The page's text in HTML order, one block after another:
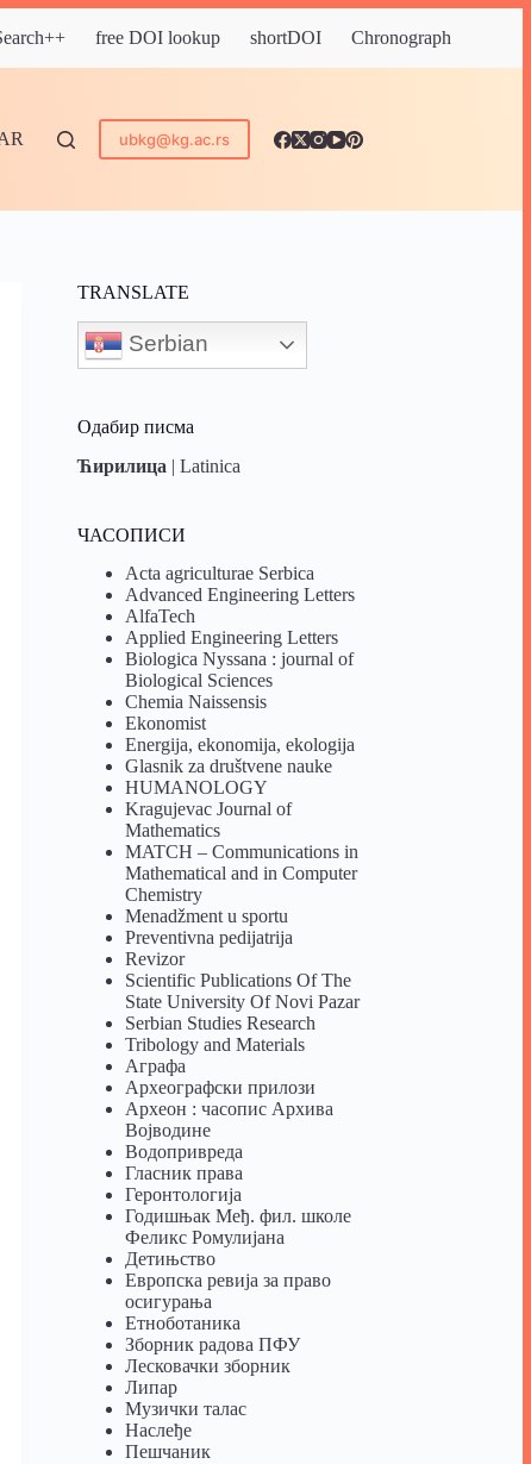
free DOI lookup shortDOI Chronograph
ubkg@kg.ac.rs
TRANSLATE
Serbian
Одабир писма
Ћирилица |Latinica
ЧАСОПИСИ
Acta agriculturae Serbica
Advanced Engineering Letters
AlfaTech
Applied Engineering Letters
Biologica Nyssana : journal of
Biological Sciences
Chemia Naissensis
Ekonomist
Energija, ekonomija, ekologija
Glasnik za društvene nauke
HUMANOLOGY
Kragujevac Journal of
Mathematics
MATCH – Communications in
Mathematical and in Computer
Chemistry
Menadžment u sportu
Preventivna pedijatrija
Revizor
Scientific Publications Of The
State University Of Novi Pazar
Serbian Studies Research
Tribology and Materials
Аграфа
Археографски прилози
Археон : часопис Архива
Војводине
Водопривреда
Гласник права
Геронтологија
Годишњак Међ. фил. школе
Феликс Ромулијана
Детињство
Европска ревија за право
осигурања
Eтноботаника
Зборник радова ПФУ
Лесковачки зборник
Липар
Музички талас
Наслеђе
Пешчаник